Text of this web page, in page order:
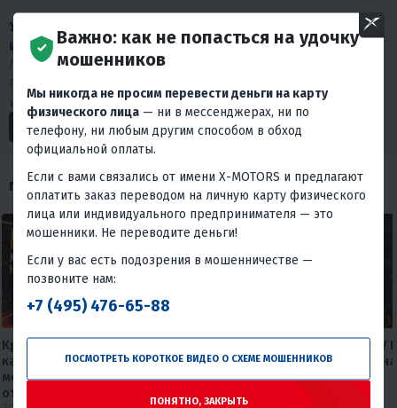
У НАС МНОГО
ИНТЕРЕСНОГО КОНТЕНТА!
Любишь драйв и интересуешься мототехникой?
Подписывайся на наши социальные сети. У нас много
интересного.
ПОХОЖИЕ ОБЗОРЫ
Круизер, который не бьет по
карману🔥🔥 Обзор дорожного
мотоцикла FAIDET Rebel 400 EFI
от мX-MOTORS
Максискутер PROMAX ADV
— лучшее предложение на
рынке.
Важно: как не попасться на удочку
мошенников
Мы никогда не просим перевести деньги на карту
физического лица — ни в мессенджерах, ни по
телефону, ни любым другим способом в обход
официальной оплаты.
Если с вами связались от имени X-MOTORS и предлагают
оплатить заказ переводом на личную карту физического
лица или индивидуального предпринимателя — это
мошенники. Не переводите деньги!
Если у вас есть подозрения в мошенничестве —
позвоните нам:
+7 (495) 476-65-88
ПОСМОТРЕТЬ КОРОТКОЕ ВИДЕО О СХЕМЕ МОШЕННИКОВ
ПОНЯТНО, ЗАКРЫТЬ